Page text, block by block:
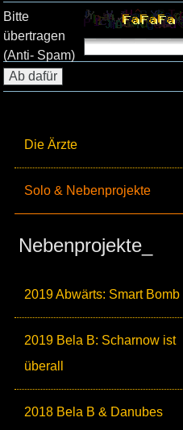
Die Ärzte
Solo & Nebenprojekte
Nebenprojekte_
2019 Abwärts: Smart Bomb
2019 Bela B: Scharnow ist
überall
2018 Bela B & Danubes
Bitte
übertragen
(Anti- Spam)